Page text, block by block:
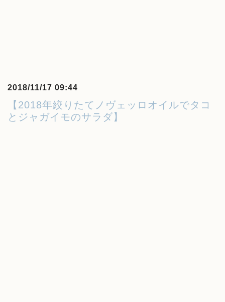
2018/11/17 09:44
【2018年絞りたてノヴェッロオイルでタコ
とジャガイモのサラダ】